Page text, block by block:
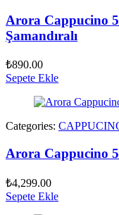
Arora Cappucino
Şamandıralı
₺890.00
Sepete Ekle
Categories:
Arora Cappucino
₺4,299.00
Sepete Ekle